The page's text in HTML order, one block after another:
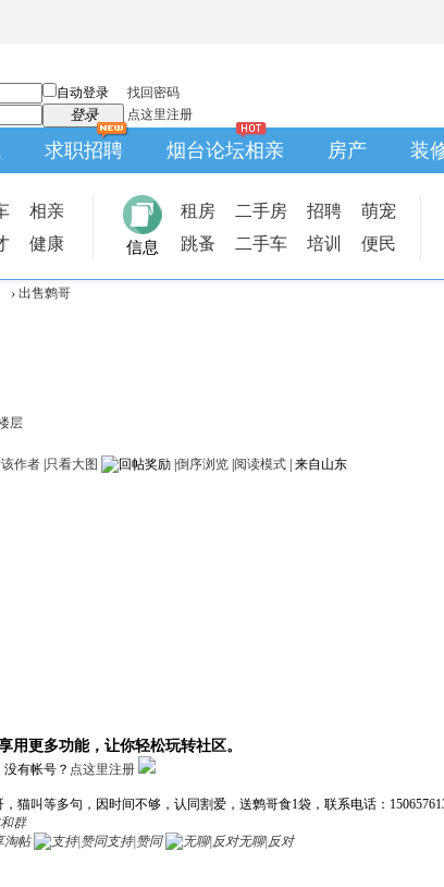
自动登录
找回密码
登录 点这里注册
求职招聘 烟台论坛相亲 房产 装
相亲
健康 信息
租房 二手房 招聘
萌宠
跳蚤
二手车 培训 便民
› 出售鹩哥
作者 只看大图 倒序浏览 阅读模式 来自山东
用更多功能，让你轻松玩转社区。
有帐号？ 点这里注册
猫叫等多句，因时间不够，认同割爱，送鹩哥食1袋，联系电话：
群
淘帖 支持|赞同
无聊|反对